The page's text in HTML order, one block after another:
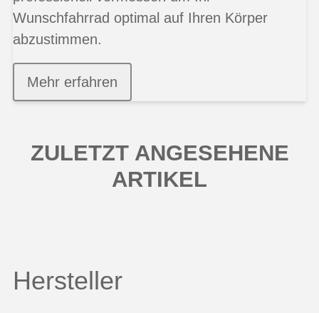
Wunschfahrrad optimal auf Ihren Körper
abzustimmen.
Mehr erfahren
ZULETZT ANGESEHENE
ARTIKEL
Hersteller